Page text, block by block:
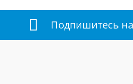
Подпишитесь